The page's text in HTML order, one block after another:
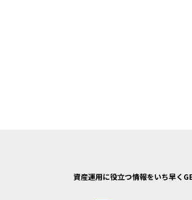
資産運用に役立つ情報をいち早く